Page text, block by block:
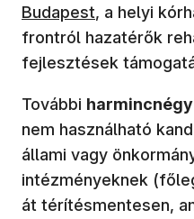
Budapest, a helyi
frontról hazatérők
fejlesztések
További harmincnégy
nem használható
állami vagy
intézményeknek
át térítésmentesen,